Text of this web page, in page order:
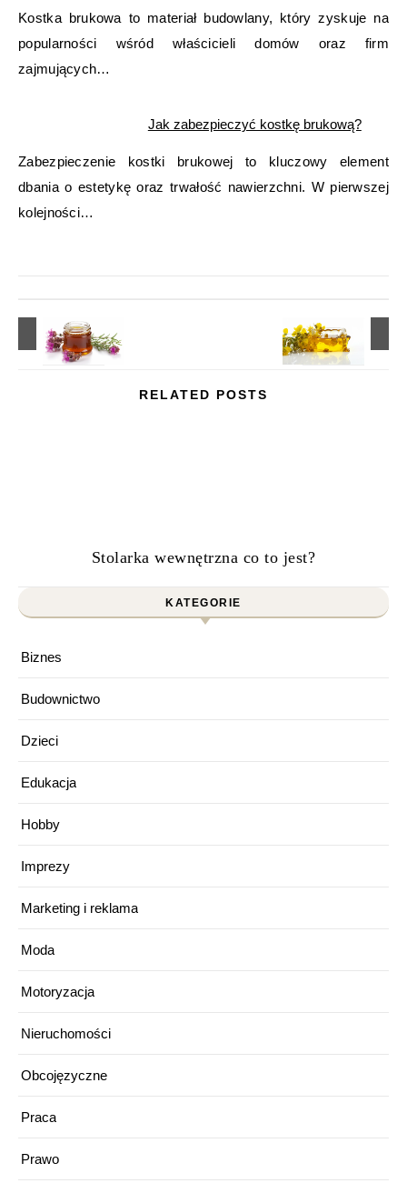
Kostka brukowa to materiał budowlany, który zyskuje na
popularności wśród właścicieli domów oraz firm
zajmujących…
Jak zabezpieczyć kostkę brukową?
Zabezpieczenie kostki brukowej to kluczowy element
dbania o estetykę oraz trwałość nawierzchni. W pierwszej
kolejności…
RELATED POSTS
Stolarka wewnętrzna co to jest?
KATEGORIE
Biznes
Budownictwo
Dzieci
Edukacja
Hobby
Imprezy
Marketing i reklama
Moda
Motoryzacja
Nieruchomości
Obcojęzyczne
Praca
Prawo